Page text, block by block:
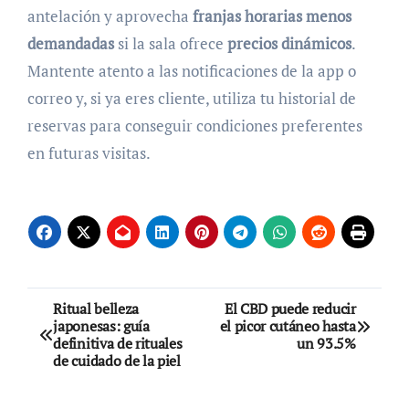
antelación y aprovecha franjas horarias menos
demandadassi la sala ofrece precios dinámicos.
Mantente atento a las notificaciones de la app o
correo y, si ya eres cliente, utiliza tu historial de
reservas para conseguir condiciones preferentes
en futuras visitas.
Navegación
de
Ritual belleza
japonesas: guía
definitiva de rituales
de cuidado de la piel
El CBD puede reducir
el picor cutáneo hasta
un 93.5%